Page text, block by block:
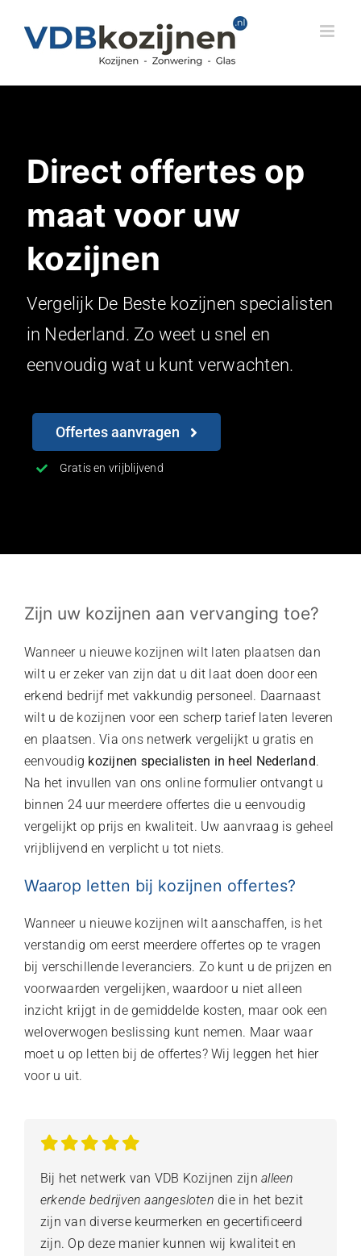
content
Direct offertes op
maat voor uw
kozijnen
Vergelijk De Beste kozijnen specialisten
in Nederland. Zo weet u snel en
eenvoudig wat u kunt verwachten.
Offertes aanvragen
Gratis en vrijblijvend
Zijn uw kozijnen aan vervanging toe?
Wanneer u nieuwe kozijnen wilt laten plaatsen dan
wilt u er zeker van zijn dat u dit laat doen door een
erkend bedrijf met vakkundig personeel. Daarnaast
wilt u de kozijnen voor een scherp tarief laten leveren
en plaatsen. Via ons netwerk vergelijkt u gratis en
eenvoudig kozijnen specialisten in heel Nederland.
Na het invullen van ons online formulier ontvangt u
binnen 24 uur meerdere offertes die u eenvoudig
vergelijkt op prijs en kwaliteit. Uw aanvraag is geheel
vrijblijvend en verplicht u tot niets.
Waarop letten bij kozijnen offertes?
Wanneer u nieuwe kozijnen wilt aanschaffen, is het
verstandig om eerst meerdere offertes op te vragen
bij verschillende leveranciers. Zo kunt u de prijzen en
voorwaarden vergelijken, waardoor u niet alleen
inzicht krijgt in de gemiddelde kosten, maar ook een
weloverwogen beslissing kunt nemen. Maar waar
moet u op letten bij de offertes? Wij leggen het hier
voor u uit.
Bij het netwerk van VDB Kozijnen zijnalleen
erkende bedrijven aangesloten die in het bezit
zijn van diverse keurmerken en gecertificeerd
zijn. Op deze manier kunnen wij kwaliteit en